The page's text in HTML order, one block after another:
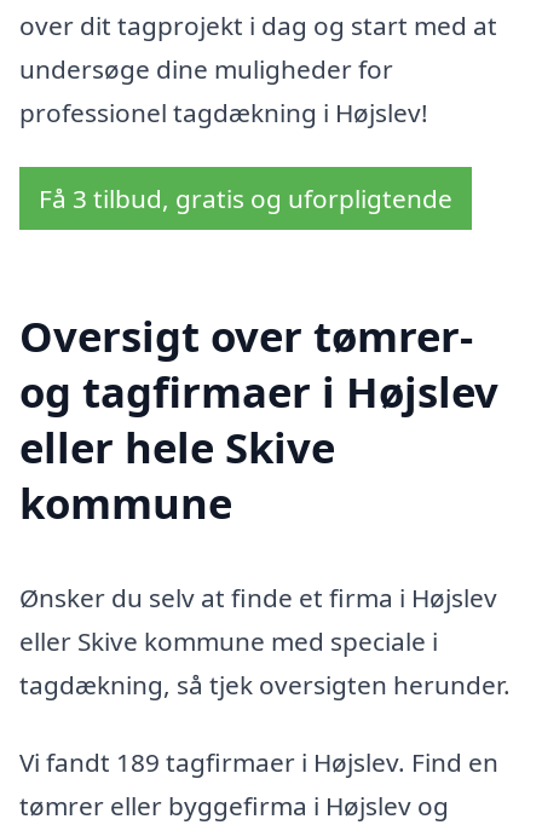
over dit tagprojekt i dag og start med at
undersøge dine muligheder for
professionel tagdækning i Højslev!
Få 3 tilbud, gratis og uforpligtende
Oversigt over tømrer-
og tagfirmaer i Højslev
eller hele Skive
kommune
Ønsker du selv at finde et firma i Højslev
eller Skive kommune med speciale i
tagdækning, så tjek oversigten herunder.
Vi fandt 189 tagfirmaer i Højslev. Find en
tømrer eller byggefirma i Højslev og